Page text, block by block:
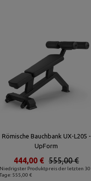
Römische Bauchbank UX-L205 -
UpForm
Niedrigster Produktpreis der letzten 30
Tage: 555,00 €
555,00 €
444,00 €